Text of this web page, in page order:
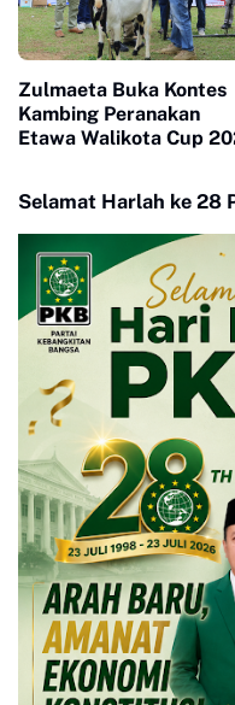
Zulmaeta Buka Kontes
Kambing Peranakan
Etawa Walikota Cup
Selamat Harlah ke 28